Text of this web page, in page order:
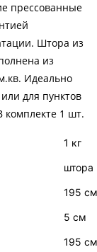
прессованные
Штора из
из
Идеально
для пунктов
комплекте 1 шт.
1 кг
штора
195 см
5 см
195 см